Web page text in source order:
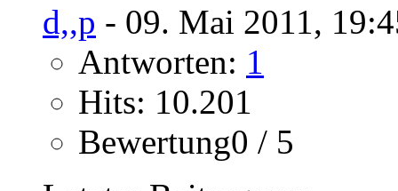
d,,p - 09. Mai 2011,
Antworten: 1
Hits: 10.201
Bewertung0 / 5